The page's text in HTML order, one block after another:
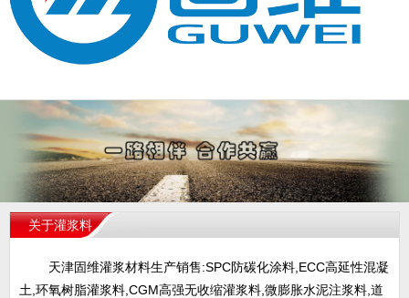
关于灌浆料
天津固维灌浆材料生产销售:SPC防碳化涂料,ECC高延性混凝
土,环氧树脂灌浆料,CGM高强无收缩灌浆料,微膨胀水泥注浆料,道